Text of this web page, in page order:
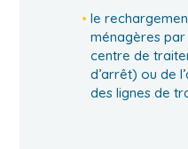
le
ménagères
centre de
d’arrêt) ou de
des lignes de